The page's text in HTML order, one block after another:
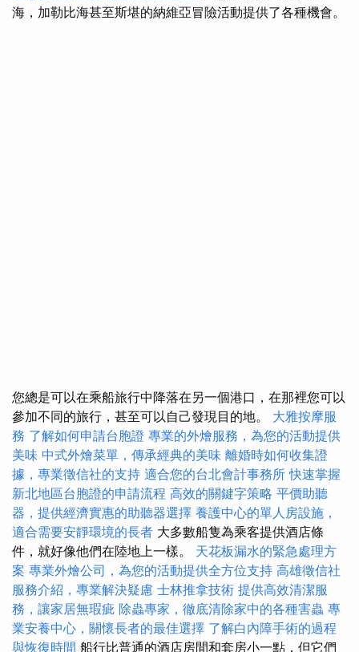
海，加勒比海甚至斯堪的納維亞冒險活動提供了各種機會。
您總是可以在乘船旅行中降落在另一個港口，在那裡您可以
參加不同的旅行，甚至可以自己發現目的地。 大雅按摩服
務 了解如何申請台胞證 專業的外燴服務，為您的活動提供
美味 中式外燴菜單，傳承經典的美味 離婚時如何收集證
據，專業徵信社的支持 適合您的台北會計事務所 快速掌握
新北地區台胞證的申請流程 高效的關鍵字策略 平價助聽
器，提供經濟實惠的助聽器選擇 養護中心的單人房設施，
適合需要安靜環境的長者 大多數船隻為乘客提供酒店條
件，就好像他們在陸地上一樣。 天花板漏水的緊急處理方
案 專業外燴公司，為您的活動提供全方位支持 高雄徵信社
服務介紹，專業解決疑慮 士林推拿技術 提供高效清潔服
務，讓家居無瑕疵 除蟲專家，徹底清除家中的各種害蟲 專
業安養中心，關懷長者的最佳選擇 了解白內障手術的過程
與恢復時間 船行比普通的酒店房間和套房小一點，但它們